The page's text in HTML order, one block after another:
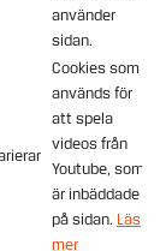
använder
sidan.
Cookies som
används för
att spela
videos från
Youtube, som
är inbäddade
på sidan. Läs
mer